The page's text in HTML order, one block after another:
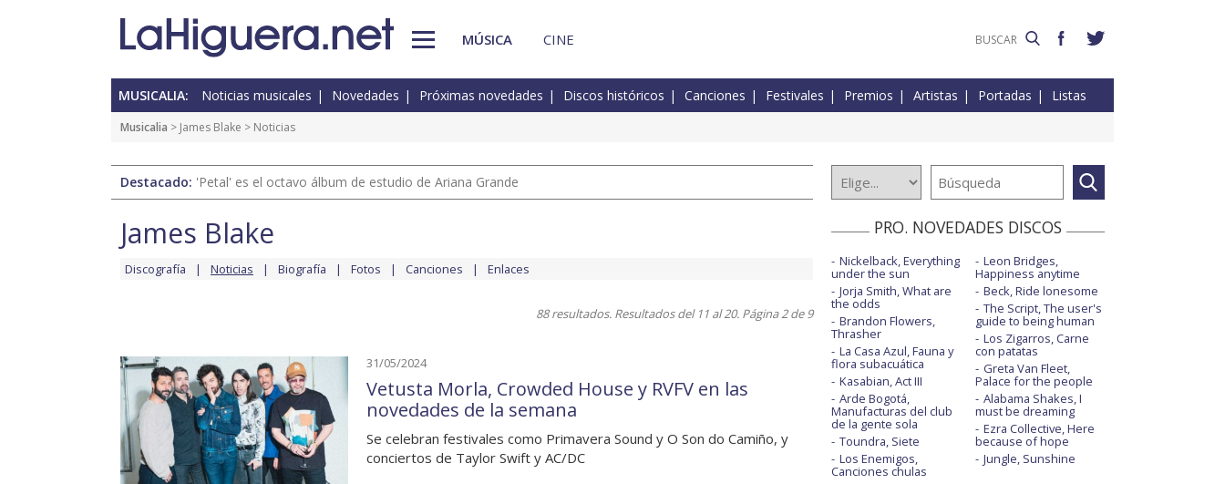
MÚSICA CINE
MUSICALIA: Noticias musicales Novedades Próximas novedades Discos históricos Canciones Festivales Premios Artistas Portadas Listas
Musicalia > James Blake > Noticias
Destacado: 'Petal' es el octavo álbum de estudio de Ariana Grande
James Blake
Discografía Noticias Biografía Fotos Canciones Enlaces
88 resultados. Resultados del 11 al 20. Página 2 de 9
31/05/2024
Vetusta Morla, Crowded House y RVFV en las
novedades de la semana
Se celebran festivales como Primavera Sound y O Son do Camiño, y
conciertos de Taylor Swift y AC/DC
PRO. NOVEDADES DISCOS
Nickelback, Everything
under the sun
Jorja Smith, What are
the odds
Brandon Flowers,
Thrasher
La Casa Azul, Fauna y
flora subacuática
Kasabian, Act III
Arde Bogotá,
Manufacturas del club
de la gente sola
Toundra, Siete
Los Enemigos,
Canciones chulas
Leon Bridges,
Happiness anytime
Beck, Ride lonesome
The Script, The user's
guide to being human
Los Zigarros, Carne
con patatas
Greta Van Fleet,
Palace for the people
Alabama Shakes, I
must be dreaming
Ezra Collective, Here
because of hope
Jungle, Sunshine